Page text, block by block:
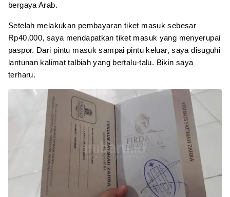
bergaya Arab.
Setelah melakukan pembayaran tiket masuk sebesar
Rp40.000, saya mendapatkan tiket masuk yang menyerupai
paspor. Dari pintu masuk sampai pintu keluar, saya disuguhi
lantunan kalimat talbiah yang bertalu-talu. Bikin saya
terharu.